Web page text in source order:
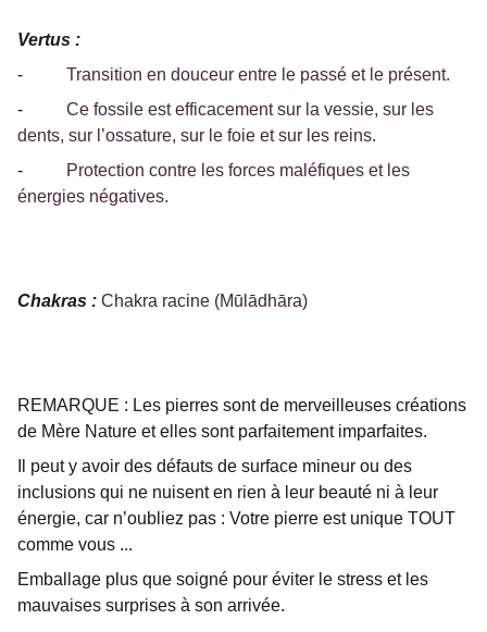
Vertus :
-
Transition en douceur entre le passé et le présent.
- Ce fossile est efficacement sur la vessie, sur les
dents, sur l’ossature, sur le foie et sur les reins.
-
Protection contre les forces maléfiques et les
énergies négatives.
Chakras : Chakra racine (Mūlādhāra)
REMARQUE : Les pierres sont de merveilleuses créations
de Mère Nature et elles sont parfaitement imparfaites.
Il peut y avoir des défauts de surface mineur ou des
inclusions qui ne nuisent en rien à leur beauté ni à leur
énergie, car n’oubliez pas : Votre pierre est unique TOUT
comme vous ...
Emballage plus que soigné pour éviter le stress et les
mauvaises surprises à son arrivée.